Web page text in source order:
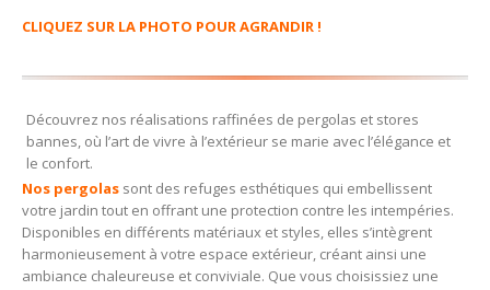
CLIQUEZ SUR LA PHOTO POUR AGRANDIR !
Découvrez nos réalisations raffinées de pergolas et stores
bannes, où l’art de vivre à l’extérieur se marie avec l’élégance et
le confort.
Nos pergolas sont des refuges esthétiques qui embellissent
votre jardin tout en offrant une protection contre les intempéries.
Disponibles en différents matériaux et styles, elles s’intègrent
harmonieusement à votre espace extérieur, créant ainsi une
ambiance chaleureuse et conviviale. Que vous choisissiez une